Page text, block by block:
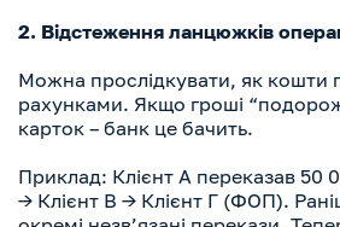
2. Відстеження ланцюжків
Можна прослідкувати, як кошти
рахунками. Якщо гроші
карток – банк це бачить.
Приклад: Клієнт А переказав 50
→ Клієнт В → Клієнт Г (ФОП).